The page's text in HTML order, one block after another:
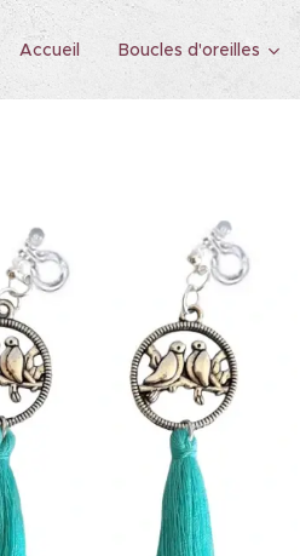
Accueil Boucles d'oreilles